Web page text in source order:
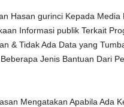
Hasan gurinci Kepada
Informasi publik Terkait
& Tidak Ada Data yang
Jenis Bantuan Dari
Mengatakan Apabila Ada